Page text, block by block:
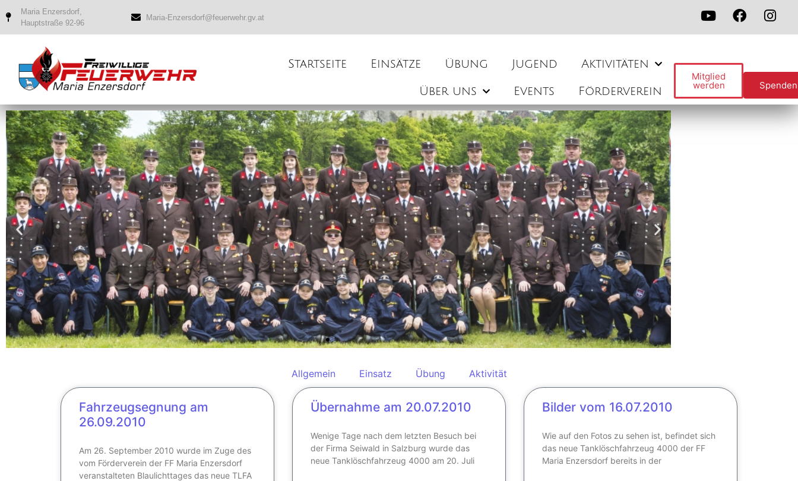
Maria Enzersdorf,
Hauptstraße 92-96
Maria-Enzersdorf@feuerwehr.gv.at
Startseite Einsätze Übung Jugend Aktivitäten
Über uns Events Förderverein
Mitglied
werden Spenden
Mannschaft
Ihre Sicherheit ist
Hier klicken
Allgemein Einsatz Übung Aktivität
Fahrzeugsegnung am
26.09.2010
Am 26. September 2010 wurde im Zuge des
vom Förderverein der FF Maria Enzersdorf
veranstalteten Blaulichttages das neue TLFA
Übernahme am 20.07.2010
Wenige Tage nach dem letzten Besuch bei
der Firma Seiwald in Salzburg wurde das
neue Tanklöschfahrzeug 4000 am 20. Juli
Bilder vom 16.07.2010
Wie auf den Fotos zu sehen ist, befindet sich
das neue Tanklöschfahrzeug 4000 der FF
Maria Enzersdorf bereits in der